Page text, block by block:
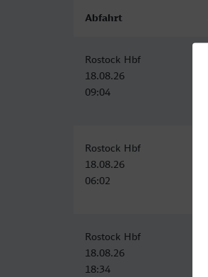
Abfahrt
Rostock Hbf
18.08.26
09:04
Rostock Hbf
18.08.26
06:02
Rostock Hbf
18.08.26
18:34